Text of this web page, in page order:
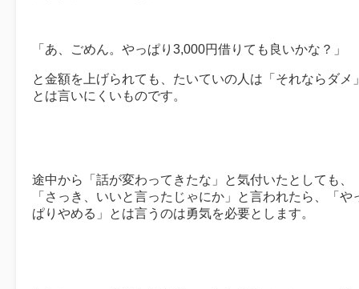
「あ、ごめん。やっぱり3,000円借りても良いかな？」
と金額を上げられても、たいていの人は「それならダメ
とは言いにくいものです。
途中から「話が変わってきたな」と気付いたとしても、
「さっき、いいと言ったじゃにか」と言われたら、「や
ぱりやめる」とは言うのは勇気を必要とします。